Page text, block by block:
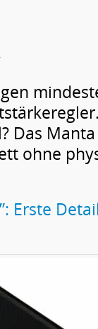
Das
ohne
Erste